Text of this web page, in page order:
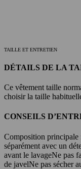
TAILLE ET ENTRETIEN
DÉTAILS DE LA
Ce vêtement taille
choisir la taille
CONSEILS
Composition
séparément avec un
avant le lavageNe pas
de javelNe pas sécher